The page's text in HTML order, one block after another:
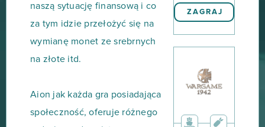
naszą sytuację finansową i co
za tym idzie przełożyć się na
wymianę monet ze srebrnych
na złote itd.
Aion jak każda gra posiadająca
społeczność, oferuje różnego
ZAGRAJ